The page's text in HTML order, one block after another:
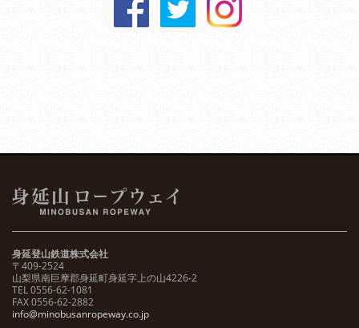
身延登山鉄道株式会社
〒409-2524
山梨県南巨摩郡身延町身延字上の山4226-2
TEL 0556-62-1081
FAX 0556-62-2882
info@minobusanropeway.co.jp